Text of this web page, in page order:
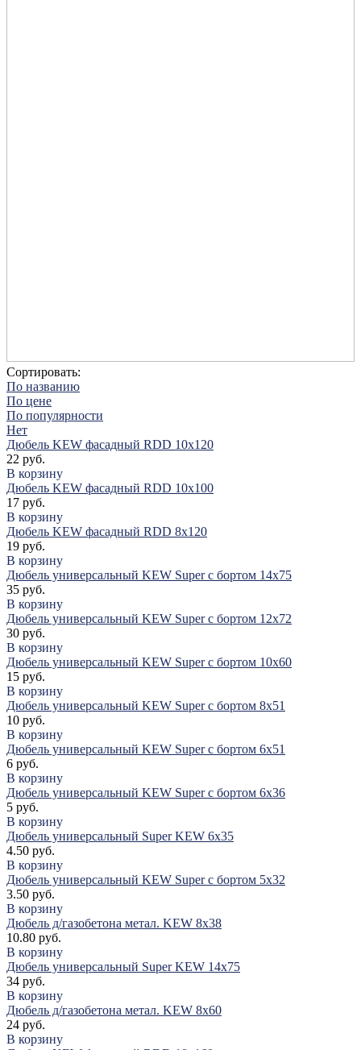
Сортировать:
По названию
По цене
По популярности
Нет
Дюбель KEW фасадный RDD 10х120
22 руб.
В корзину
Дюбель KEW фасадный RDD 10х100
17 руб.
В корзину
Дюбель KEW фасадный RDD 8х120
19 руб.
В корзину
Дюбель универсальный KEW Super с бортом 14х75
35 руб.
В корзину
Дюбель универсальный KEW Super с бортом 12х72
30 руб.
В корзину
Дюбель универсальный KEW Super с бортом 10х60
15 руб.
В корзину
Дюбель универсальный KEW Super с бортом 8х51
10 руб.
В корзину
Дюбель универсальный KEW Super с бортом 6х51
6 руб.
В корзину
Дюбель универсальный KEW Super с бортом 6х36
5 руб.
В корзину
Дюбель универсальный Super KEW 6х35
4.50 руб.
В корзину
Дюбель универсальный KEW Super с бортом 5х32
3.50 руб.
В корзину
Дюбель д/газобетона метал. KEW 8х38
10.80 руб.
В корзину
Дюбель универсальный Super KEW 14х75
34 руб.
В корзину
Дюбель д/газобетона метал. KEW 8х60
24 руб.
В корзину